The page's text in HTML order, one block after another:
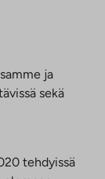
ja
sekä
tehdyissä